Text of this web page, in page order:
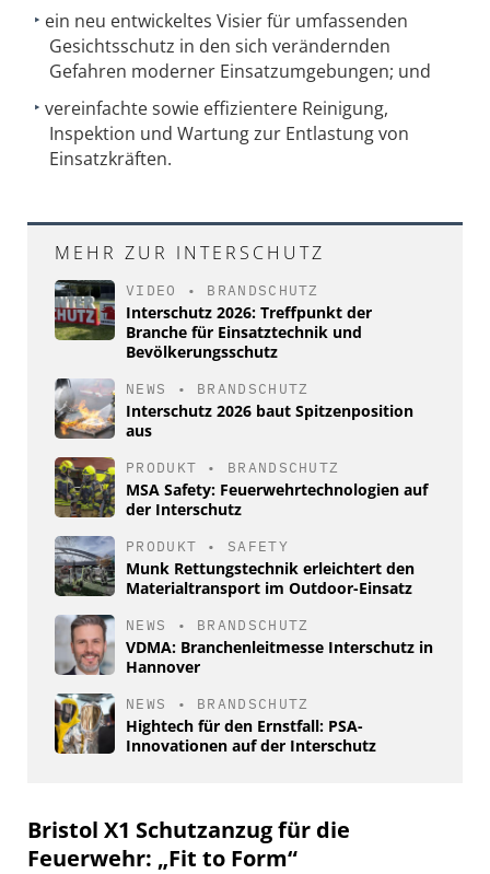
ein neu entwickeltes Visier für umfassenden
Gesichtsschutz in den sich verändernden
Gefahren moderner Einsatzumgebungen; und
vereinfachte sowie effizientere Reinigung,
Inspektion und Wartung zur Entlastung von
Einsatzkräften.
MEHR ZUR INTERSCHUTZ
VIDEO • BRANDSCHUTZ
Interschutz 2026: Treffpunkt der
Branche für Einsatztechnik und
Bevölkerungsschutz
NEWS • BRANDSCHUTZ
Interschutz 2026 baut Spitzenposition
aus
PRODUKT • BRANDSCHUTZ
MSA Safety: Feuerwehrtechnologien auf
der Interschutz
PRODUKT • SAFETY
Munk Rettungstechnik erleichtert den
Materialtransport im Outdoor-Einsatz
NEWS • BRANDSCHUTZ
VDMA: Branchenleitmesse Interschutz in
Hannover
NEWS • BRANDSCHUTZ
Hightech für den Ernstfall: PSA-
Innovationen auf der Interschutz
Bristol X1 Schutzanzug für die
Feuerwehr: „Fit to Form“